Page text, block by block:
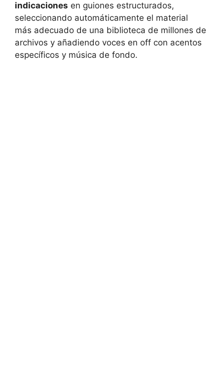
indicaciones en guiones estructurados,
seleccionando automáticamente el material
más adecuado de una biblioteca de millones de
archivos y añadiendo voces en off con acentos
específicos y música de fondo.